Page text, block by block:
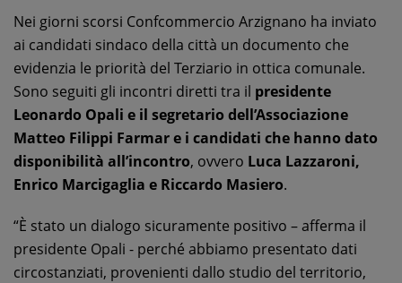
Nei giorni scorsi Confcommercio Arzignano ha inviato
ai candidati sindaco della città un documento che
evidenzia le priorità del Terziario in ottica comunale.
Sono seguiti gli incontri diretti tra il presidente
Leonardo Opali e il segretario dell’Associazione
Matteo Filippi Farmar e i candidati che hanno dato
disponibilità all’incontro, ovvero Luca Lazzaroni,
Enrico Marcigaglia e Riccardo Masiero.
“È stato un dialogo sicuramente positivo – afferma il
presidente Opali - perché abbiamo presentato dati
circostanziati, provenienti dallo studio del territorio,